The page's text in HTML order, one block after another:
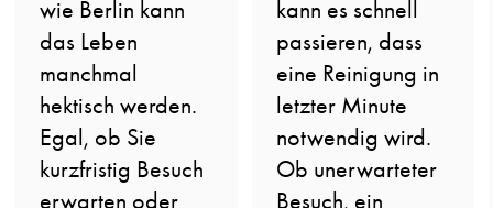
wie Berlin kann
das Leben
manchmal
hektisch werden.
Egal, ob Sie
kurzfristig Besuch
erwarten oder
kann es schnell
passieren, dass
eine Reinigung in
letzter Minute
notwendig wird.
Ob unerwarteter
Besuch, ein